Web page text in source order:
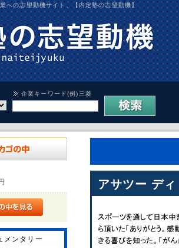
への志望動機サイト、【内定塾の志望動機】
企業キーワード(例)三菱
メンタリー
アサツー デ